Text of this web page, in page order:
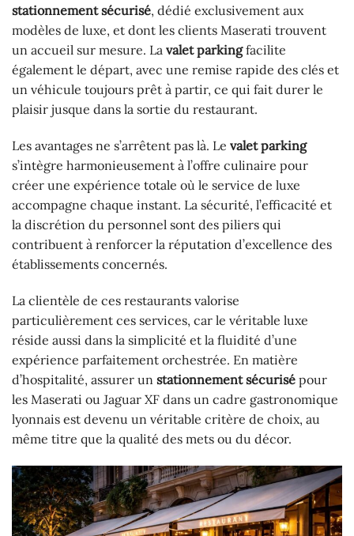
stationnement sécurisé, dédié exclusivement aux
modèles de luxe, et dont les clients Maserati trouvent
un accueil sur mesure. La valet parkingfacilite
également le départ, avec une remise rapide des clés et
un véhicule toujours prêt à partir, ce qui fait durer le
plaisir jusque dans la sortie du restaurant.
Les avantages ne s’arrêtent pas là. Le valet parking
s’intègre harmonieusement à l’offre culinaire pour
créer une expérience totale où le service de luxe
accompagne chaque instant. La sécurité, l’efficacité et
la discrétion du personnel sont des piliers qui
contribuent à renforcer la réputation d’excellence des
établissements concernés.
La clientèle de ces restaurants valorise
particulièrement ces services, car le véritable luxe
réside aussi dans la simplicité et la fluidité d’une
expérience parfaitement orchestrée. En matière
d’hospitalité, assurer un stationnement sécurisé pour
les Maserati ou Jaguar XF dans un cadre gastronomique
lyonnais est devenu un véritable critère de choix, au
même titre que la qualité des mets ou du décor.